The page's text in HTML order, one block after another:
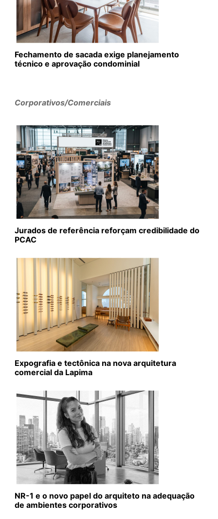
Fechamento de sacada exige planejamento
técnico e aprovação condominial
Corporativos/Comerciais
Jurados de referência reforçam credibilidade do
PCAC
Expografia e tectônica na nova arquitetura
comercial da Lapima
NR-1 e o novo papel do arquiteto na adequação
de ambientes corporativos